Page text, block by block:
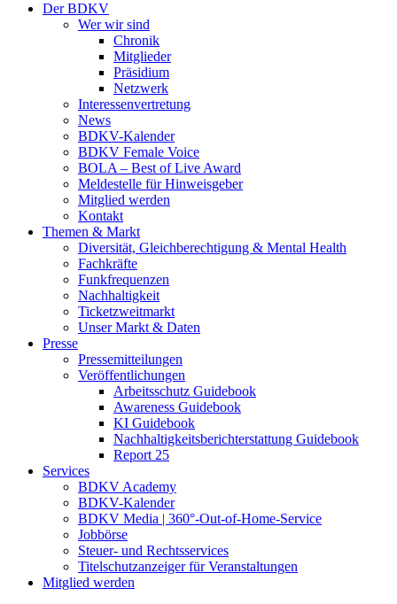
Der BDKV
Wer wir sind
Chronik
Mitglieder
Präsidium
Netzwerk
Interessenvertretung
News
BDKV-Kalender
BDKV Female Voice
BOLA – Best of Live Award
Meldestelle für Hinweisgeber
Mitglied werden
Kontakt
Themen & Markt
Diversität, Gleichberechtigung & Mental Health
Fachkräfte
Funkfrequenzen
Nachhaltigkeit
Ticketzweitmarkt
Unser Markt & Daten
Presse
Pressemitteilungen
Veröffentlichungen
Arbeitsschutz Guidebook
Awareness Guidebook
KI Guidebook
Nachhaltigkeitsberichterstattung Guidebook
Report 25
Services
BDKV Academy
BDKV-Kalender
BDKV Media | 360°-Out-of-Home-Service
Jobbörse
Steuer- und Rechtsservices
Titelschutzanzeiger für Veranstaltungen
Mitglied werden